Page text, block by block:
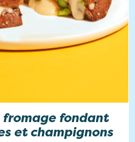
fromage fondant
et champignons